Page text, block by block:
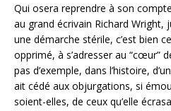
Qui osera reprendre à son
au grand écrivain Richard Wright,
une démarche stérile, c’est bien
opprimé, à s’adresser au “cœur”
pas d’exemple, dans l’histoire,
ait cédé aux objurgations, si
soient-elles, de ceux qu’elle